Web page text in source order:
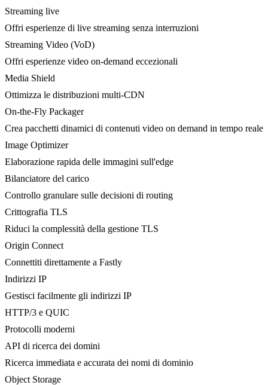
Streaming live
Offri esperienze di live streaming senza interruzioni
Streaming Video (VoD)
Offri esperienze video on-demand eccezionali
Media Shield
Ottimizza le distribuzioni multi-CDN
On-the-Fly Packager
Crea pacchetti dinamici di contenuti video on demand in tempo reale
Image Optimizer
Elaborazione rapida delle immagini sull'edge
Bilanciatore del carico
Controllo granulare sulle decisioni di routing
Crittografia TLS
Riduci la complessità della gestione TLS
Origin Connect
Connettiti direttamente a Fastly
Indirizzi IP
Gestisci facilmente gli indirizzi IP
HTTP/3 e QUIC
Protocolli moderni
API di ricerca dei domini
Ricerca immediata e accurata dei nomi di dominio
Object Storage